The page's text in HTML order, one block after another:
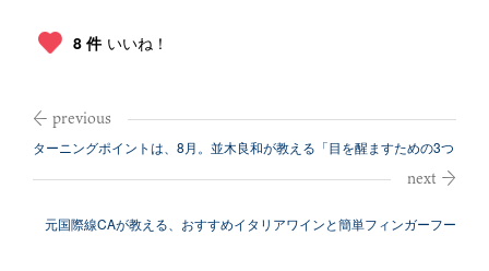
8 件 いいね！
ターニングポイントは、8月。並木良和が教える「目を醒ますための3つ
元国際線CAが教える、おすすめイタリアワインと簡単フィンガーフー